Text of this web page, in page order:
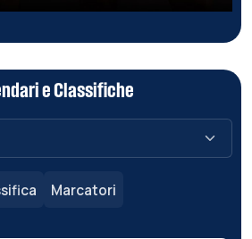
e Classifiche
Marcatori